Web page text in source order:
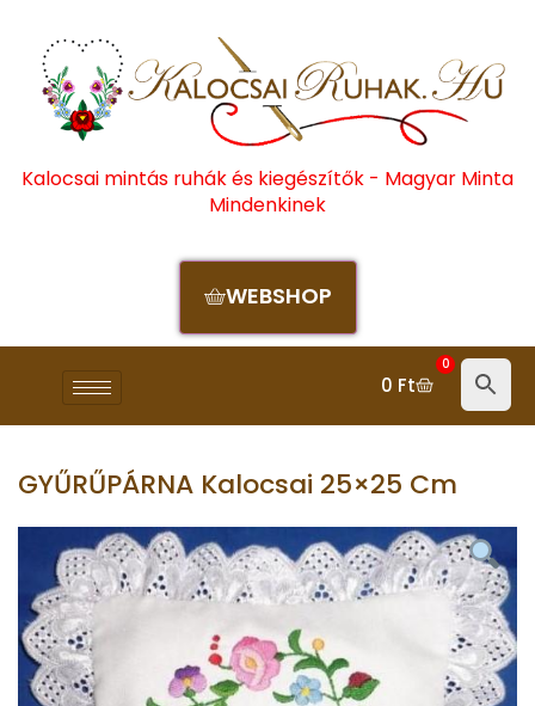
Kalocsai mintás ruhák és kiegészítők - Magyar Minta
Mindenkinek
WEBSHOP
0 Ft
0
GYŰRŰPÁRNA Kalocsai 25×25 Cm